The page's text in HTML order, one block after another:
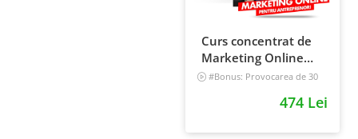
Curs concentrat de
Marketing Online
pentru antreprenori
#Bonus: Provocarea de 30
474 Lei